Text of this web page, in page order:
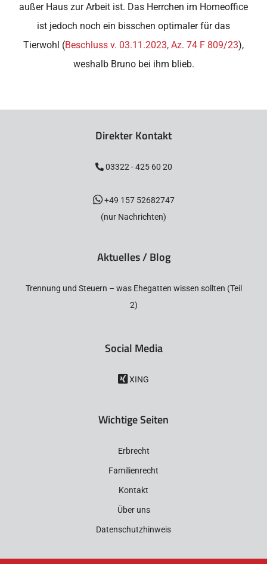
außer Haus zur Arbeit ist. Das Herrchen im Homeoffice
ist jedoch noch ein bisschen optimaler für das
Tierwohl (Beschluss v. 03.11.2023, Az. 74 F 809/23),
weshalb Bruno bei ihm blieb.
Direkter Kontakt
03322 - 425 60 20
+49 157 52682747
(nur Nachrichten)
Aktuelles / Blog
Trennung und Steuern – was Ehegatten wissen sollten (Teil
2)
Social Media
XING
Wichtige Seiten
Erbrecht
Familienrecht
Kontakt
Über uns
Datenschutzhinweis